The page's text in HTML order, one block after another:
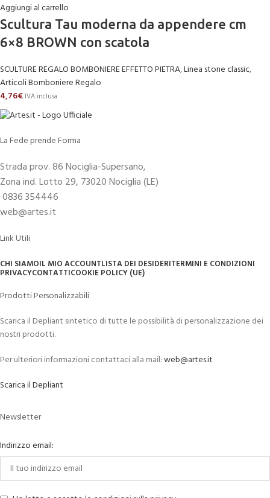
Aggiungi al carrello
Scultura Tau moderna da appendere cm
6×8 BROWN con scatola
SCULTURE REGALO BOMBONIERE EFFETTO PIETRA,Linea stone classic,
Articoli Bomboniere Regalo
4,76€ IVA inclusa
La Fede prende Forma
Strada prov. 86 Nociglia-Supersano,
Zona ind. Lotto 29, 73020 Nociglia (LE)
0836 354446
web@artes.it
Link Utili
CHI SIAMOIL MIO ACCOUNTLISTA DEI DESIDERITERMINI E CONDIZIONI
PRIVACYCONTATTICOOKIE POLICY (UE)
Prodotti Personalizzabili
Scarica il Depliant sintetico di tutte le possibilità di personalizzazione dei
nostri prodotti.
Per ulteriori informazioni contattaci alla mail:web@artes.it
Scarica il Depliant
Newsletter
Indirizzo email: